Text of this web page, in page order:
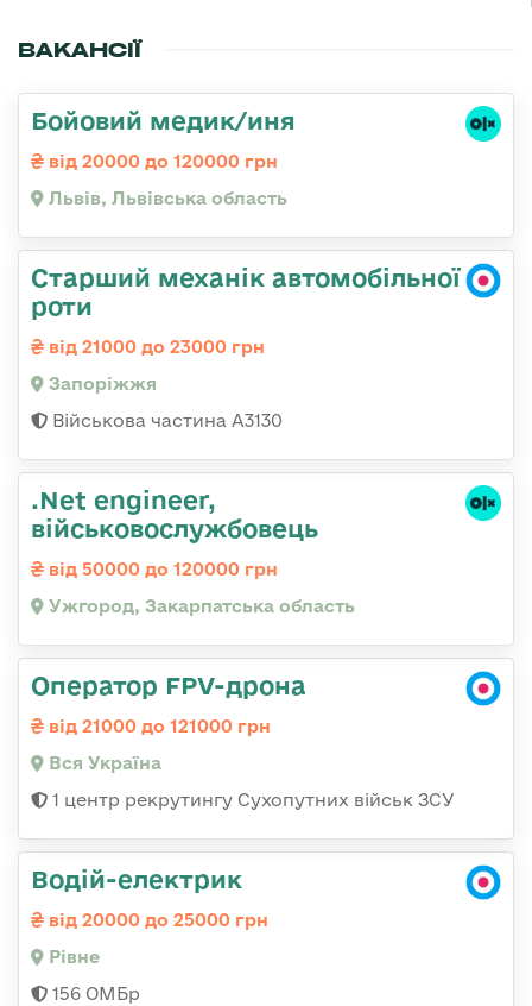
ВАКАНСІЇ
Бойовий медик/иня
від 20000 до 120000 грн
Львів, Львівська область
Старший механік автомобільної
роти
від 21000 до 23000 грн
Запоріжжя
Військова частина А3130
.Net engineer,
військовослужбовець
від 50000 до 120000 грн
Ужгород, Закарпатська область
Оператор FPV-дрона
від 21000 до 121000 грн
Вся Україна
1 центр рекрутингу Сухопутних військ ЗСУ
Водій-електрик
від 20000 до 25000 грн
Рівне
156 ОМБр